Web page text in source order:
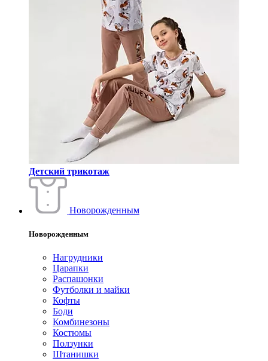
Детский трикотаж
Новорожденным
Новорожденным
Нагрудники
Царапки
Распашонки
Футболки и майки
Кофты
Боди
Комбинезоны
Костюмы
Ползунки
Штанишки